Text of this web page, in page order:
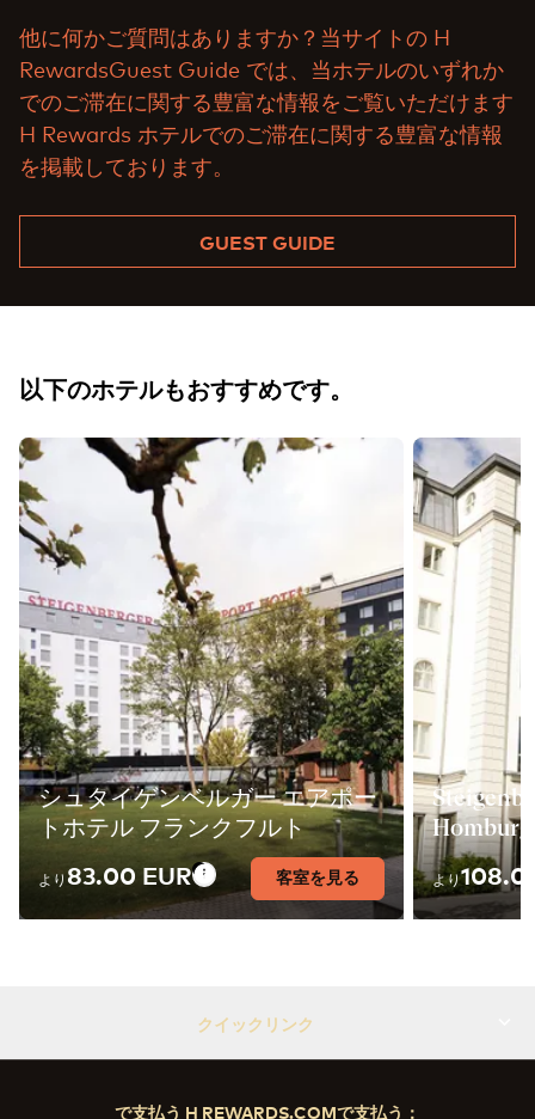
他に何かご質問はありますか？当サイトの H
RewardsGuest Guide では、当ホテルのいずれか
でのご滞在に関する豊富な情報をご覧いただけます
H Rewards ホテルでのご滞在に関する豊富な情報
を掲載しております。
GUEST GUIDE
以下のホテルもおすすめです。
シュタイゲンベルガー エアポー
トホテル フランクフルト
より83.00 EUR 客室を見る
Homburg
より
クイックリンク
で支払う H REWARDS.COMで支払う：